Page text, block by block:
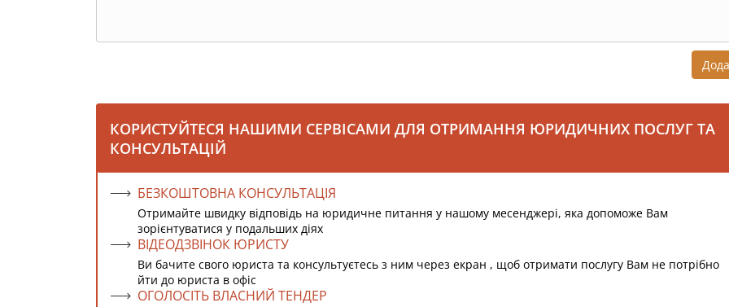
КОРИСТУЙТЕСЯ НАШИМИ СЕРВІСАМИ ДЛЯ ОТРИМАННЯ ЮРИДИЧНИХ ПОСЛУГ ТА
КОНСУЛЬТАЦІЙ
БЕЗКОШТОВНА КОНСУЛЬТАЦІЯ
Отримайте швидку відповідь на юридичне питання у нашому месенджері, яка допоможе Вам
зорієнтуватися у подальших діях
ВІДЕОДЗВІНОК ЮРИСТУ
Ви бачите свого юриста та консультуєтесь з ним через екран , щоб отримати послугу Вам не потрібно
йти до юриста в офіс
ОГОЛОСІТЬ ВЛАСНИЙ ТЕНДЕР